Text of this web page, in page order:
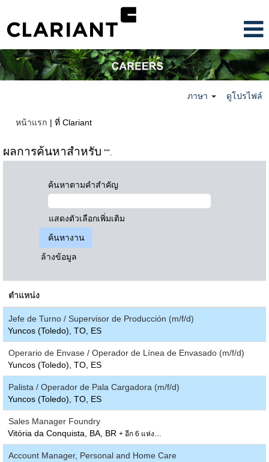
ภาษา ดูโปรไฟล์
หน้าแรก | ที่ Clariant(หน้า
ผลการค้นหาสำหรับ "".
ค้นหาตามคำสำคัญ
แสดงตัวเลือกเพิ่มเติม
ล้างข้อมูล
ตำแหน่ง
Jefe de Turno / Supervisor de Producción (m/f/d)
Yuncos (Toledo), TO, ES
Operario de Envase / Operador de Línea de Envasado (m/f/d)
Yuncos (Toledo), TO, ES
Palista / Operador de Pala Cargadora (m/f/d)
Yuncos (Toledo), TO, ES
Sales Manager Foundry
Vitória da Conquista, BA, BR + อีก 6 แห่ง…
Account Manager, Personal and Home Care